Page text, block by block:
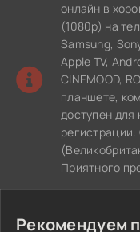
онлайн в
(1080p) на
Samsung,
Apple TV,
CINEMOOD,
планшете,
доступен для
Приятного
Рекомендуем